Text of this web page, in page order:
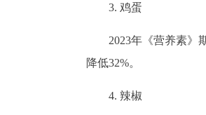
3. 鸡蛋
2023年《营养素》
降低32%。
4. 辣椒